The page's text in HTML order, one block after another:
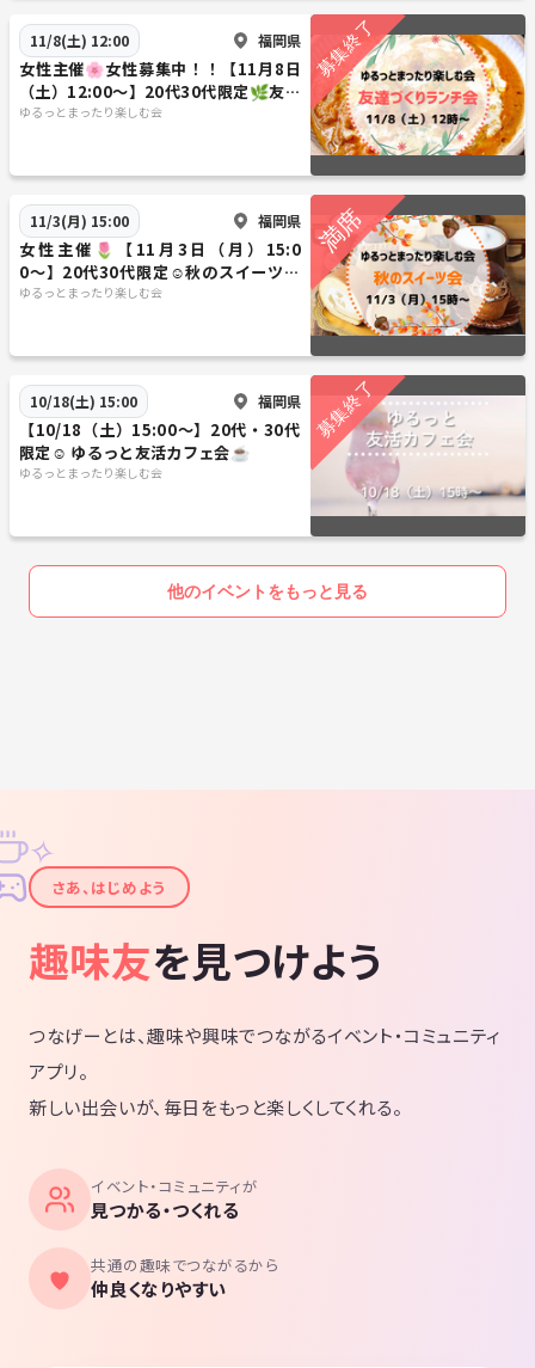
11/8(土) 12:00 福岡県
女性主催🌸女性募集中！！【11月8日
（土）12:00〜】20代30代限定🌿友達
づくりランチ🍽️
ゆるっとまったり楽しむ会
11/3(月) 15:00 福岡県
女性主催🌷【11月3日（月）15:0
0〜】20代30代限定☺️秋のスイーツ会
🧁
ゆるっとまったり楽しむ会
10/18(土) 15:00 福岡県
【10/18（土）15:00〜】20代・30代
限定☺️ ゆるっと友活カフェ会☕️
ゆるっとまったり楽しむ会
他のイベントをもっと見る
✦
✧
さあ、はじめよう
趣味友を見つけよう
つなげーとは、趣味や興味でつながるイベント・コミュニティ
アプリ。
新しい出会いが、毎日をもっと楽しくしてくれる。
イベント・コミュニティが
見つかる・つくれる
共通の趣味でつながるから
仲良くなりやすい